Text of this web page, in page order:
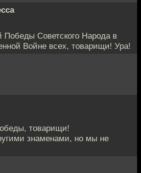
Советского Народа в
Войне всех, товарищи! Ура!
товарищи!
знаменами, но мы не